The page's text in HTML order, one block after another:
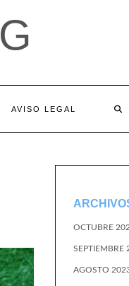
AVISO LEGAL
OCTUBRE
SEPTIEMBRE
AGOSTO